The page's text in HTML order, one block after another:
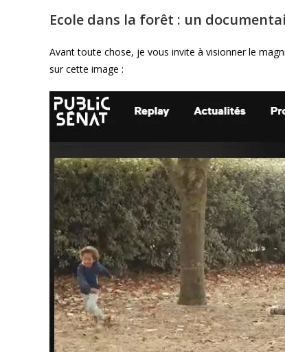
Ecole dans la forêt : un
Avant toute chose, je vous invite à visionner le
sur cette image :